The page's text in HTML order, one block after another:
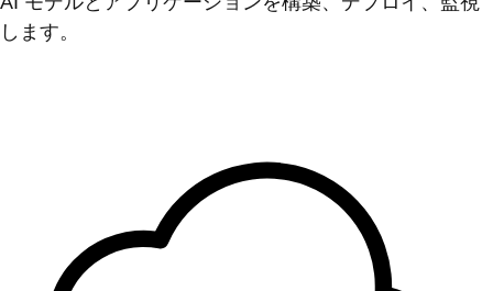
します。